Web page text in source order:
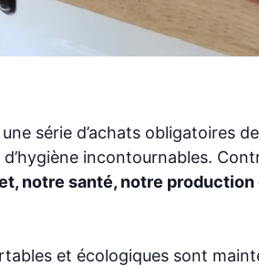
série d’achats obligatoires
incontournables.
notre santé, notre
et écologiques sont